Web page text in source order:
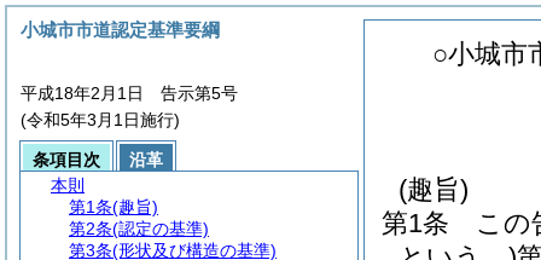
○小城市
(趣旨)
第1条
この
小城市市道認定基準要綱
平成18年2月1日 告示第5号
(令和5年3月1日施行)
条項目次
沿革
本則
第1条(趣旨)
第2条(認定の基準)
第3条(形状及び構造の基準)